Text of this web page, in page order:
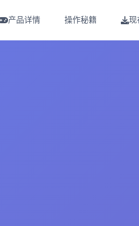
产品详情 操作秘籍 现